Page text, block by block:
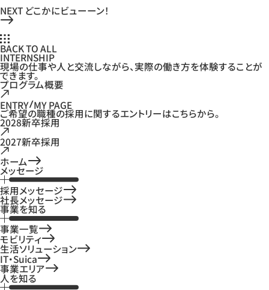
NEXT どこかにビューーン！
BACK TO ALL
INTERNSHIP
現場の仕事や人と交流しながら、実際の働き方を体験することが
できます。
プログラム概要
ENTRY MY PAGE
ご希望の職種の採用に関するエントリーはこちらから。
2028新卒採用
2027新卒採用
ホーム
メッセージ
採用メッセージ
社長メッセージ
事業を知る
事業一覧
モビリティ
生活ソリューション
IT・Suica
事業エリア
人を知る